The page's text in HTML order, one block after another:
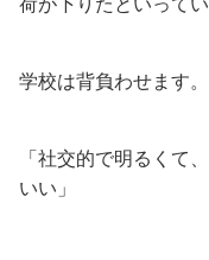
学校は背負わせます。
「社交的で明るくて
いい」